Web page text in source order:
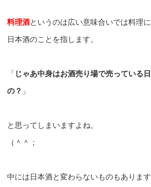
料理酒というのは広い意味合いでは料理
日本酒のことを指します。
「 じゃあ中身はお酒売り場で売っている
の？ 」
と思ってしまいますよね。
（＾＾；
中には日本酒と変わらないものもありま